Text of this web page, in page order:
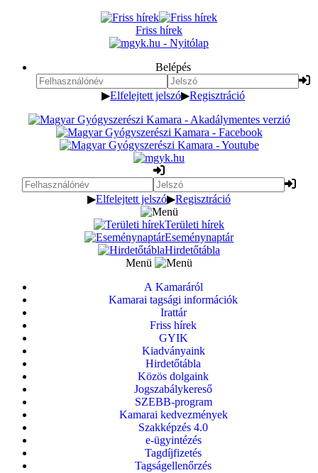
Friss hírek
Belépés
▶Elfelejtett jelszó▶Regisztráció
▶Elfelejtett jelszó▶Regisztráció
Területi hírek
Eseménynaptár
Hirdetőtábla
Menü
A Kamaráról
Kamarai tagsági információk
Irattár
Friss hírek
GYIK
Kiadványaink
Hirdetőtábla
Közös dolgaink
Jogszabálykereső
SZEBB-program
Kamarai kedvezmények
Szakképzés 4.0
e-ügyintézés
Tagdíjfizetés
Tagságellenőrzés